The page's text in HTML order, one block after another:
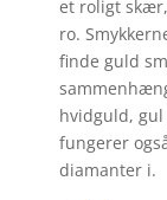
et roligt
ro.
finde guld
hvidguld, gul
fungerer
diamanter i.